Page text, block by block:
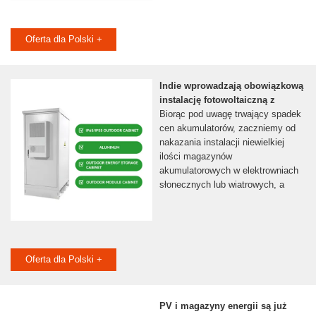
Oferta dla Polski +
Indie wprowadzają obowiązkową
instalację fotowoltaiczną z
Biorąc pod uwagę trwający spadek
cen akumulatorów, zaczniemy od
nakazania instalacji niewielkiej
ilości magazynów
akumulatorowych w elektrowniach
słonecznych lub wiatrowych, a
Oferta dla Polski +
PV i magazyny energii są już